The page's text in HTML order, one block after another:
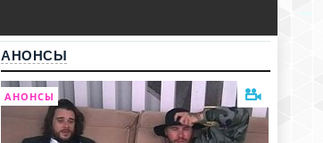
АНОНСЫ
АНОНСЫ